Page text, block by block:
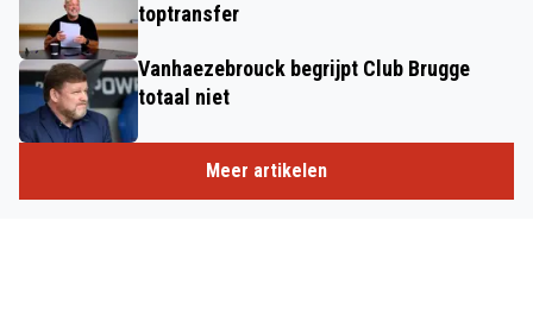
toptransfer
Vanhaezebrouck begrijpt Club Brugge
totaal niet
Meer artikelen